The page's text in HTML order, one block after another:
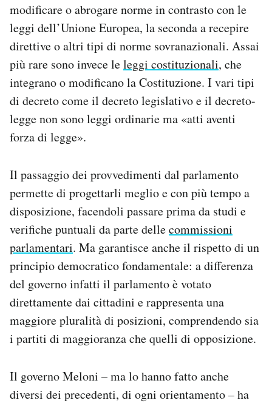
modificare o abrogare norme in contrasto con le
leggi dell’Unione Europea, la seconda a recepire
direttive o altri tipi di norme sovranazionali. Assai
più rare sono invece leleggi costituzionali, che
integrano o modificano la Costituzione. I vari tipi
di decreto come il decreto legislativo e il decreto-
legge non sono leggi ordinarie ma «atti aventi
forza di legge».
Il passaggio dei provvedimenti dal parlamento
permette di progettarli meglio e con più tempo a
disposizione, facendoli passare prima da studi e
verifiche puntuali da parte dellecommissioni
parlamentari. Ma garantisce anche il rispetto di un
principio democratico fondamentale: a differenza
del governo infatti il parlamento è votato
direttamente dai cittadini e rappresenta una
maggiore pluralità di posizioni, comprendendo sia
i partiti di maggioranza che quelli di opposizione.
Il governo Meloni – ma lo hanno fatto anche
diversi dei precedenti, di ogni orientamento – ha